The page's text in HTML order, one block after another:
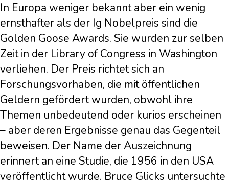
In Europa weniger bekannt aber ein wenig
ernsthafter als der Ig Nobelpreis sind die
Golden Goose Awards. Sie wurden zur selben
Zeit in der Library of Congress in Washington
verliehen. Der Preis richtet sich an
Forschungsvorhaben, die mit öffentlichen
Geldern gefördert wurden, obwohl ihre
Themen unbedeutend oder kurios erscheinen
– aber deren Ergebnisse genau das Gegenteil
beweisen. Der Name der Auszeichnung
erinnert an eine Studie, die 1956 in den USA
veröffentlicht wurde. Bruce Glicks untersuchte